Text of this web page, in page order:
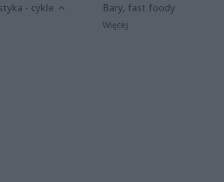
- cykle
Bary, fast foody
Więcej